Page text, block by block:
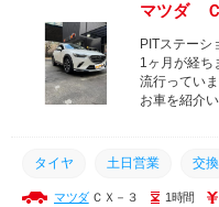
マツダ
PITステーシ
1ヶ月が経ち
流行ってい
お車を紹介
タイヤ 土日営業 交換
マツダＣＸ－３ 1時間